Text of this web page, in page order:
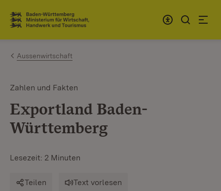
Zum Inhalt springen
Link zur Startseite
Aussenwirtschaft
Zahlen und Fakten
Exportland Baden-
Württemberg
Lesezeit: 2 Minuten
Teilen Text vorlesen